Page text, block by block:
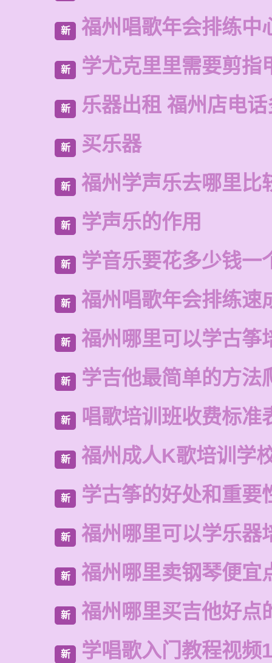
新 福州唱歌年会排练中
新 学尤克里里需要剪指
新 乐器出租 福州店电
新 买乐器
新 福州学声乐去哪里比
新 学声乐的作用
新 学音乐要花多少钱一
新 福州唱歌年会排练速
新 福州哪里可以学古筝
新 学吉他最简单的方法
新 唱歌培训班收费标准
新 福州成人K歌培训学
新 学古筝的好处和重要
新 福州哪里可以学乐器
新 福州哪里卖钢琴便宜
新 福州哪里买吉他好点
新 学唱歌入门教程视频